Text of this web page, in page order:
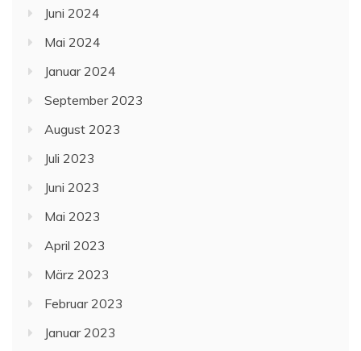
Juni 2024
Mai 2024
Januar 2024
September 2023
August 2023
Juli 2023
Juni 2023
Mai 2023
April 2023
März 2023
Februar 2023
Januar 2023